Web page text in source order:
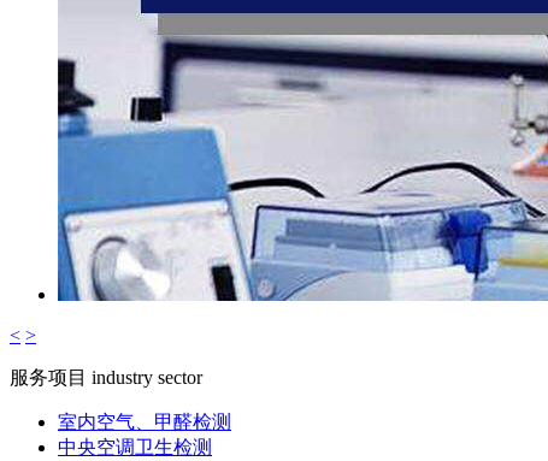
< >
服务项目 industry sector
室内空气、甲醛检测
中央空调卫生检测